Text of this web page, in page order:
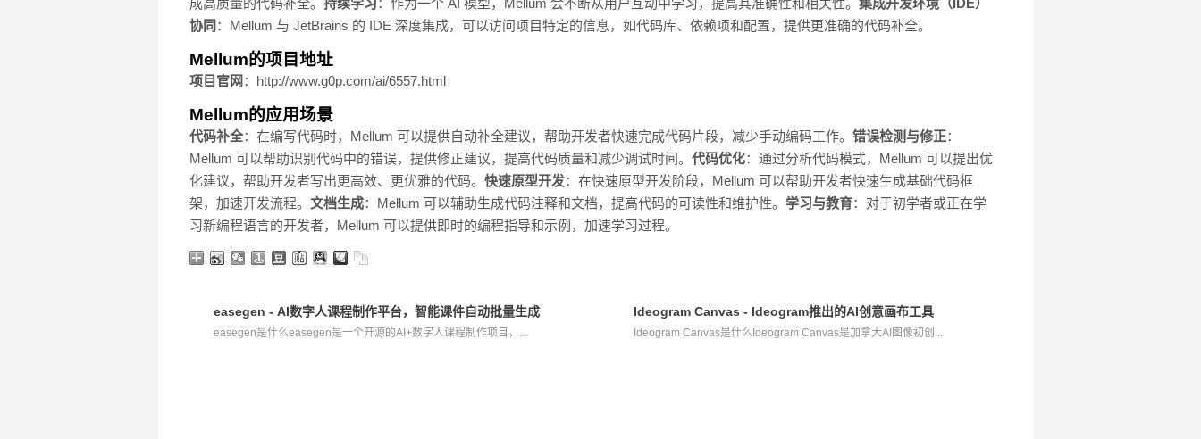
成高质量的代码补全。 持续学习：作为一个 AI 模型，Mellum 会不断从用户互动中学习，提高其准确性和相关性。 集成开发环境（IDE）
协同 ：Mellum 与 JetBrains 的 IDE 深度集成，可以访问项目特定的信息，如代码库、依赖项和配置，提供更准确的代码补全。
Mellum的项目地址
项目官网 ：http://www.g0p.com/ai/6557.html
Mellum的应用场景
代码补全：在编写代码时，Mellum 可以提供自动补全建议，帮助开发者快速完成代码片段，减少手动编码工作。 错误检测与修正：
Mellum 可以帮助识别代码中的错误，提供修正建议，提高代码质量和减少调试时间。 代码优化：通过分析代码模式，Mellum 可以提出优
化建议，帮助开发者写出更高效、更优雅的代码。 快速原型开发：在快速原型开发阶段，Mellum 可以帮助开发者快速生成基础代码框
架，加速开发流程。 文档生成：Mellum 可以辅助生成代码注释和文档，提高代码的可读性和维护性。 学习与教育：对于初学者或正在学
习新编程语言的开发者，Mellum 可以提供即时的编程指导和示例，加速学习过程。
easegen - AI数字人课程制作平台，智能课件自动批量生成
easegen是什么easegen是一个开源的AI+数字人课程制作项目，...
Ideogram Canvas - Ideogram推出的AI创意画布工具
Ideogram Canvas是什么Ideogram Canvas是加拿大AI图像初创...